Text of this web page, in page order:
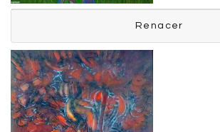
Manrique Fernando
Renacer